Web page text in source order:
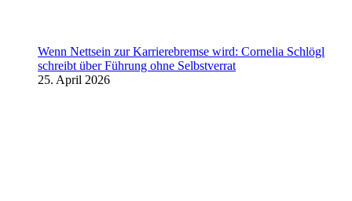
Wenn Nettsein zur Karrierebremse wird: Cornelia Schlögl
schreibt über Führung ohne Selbstverrat
25. April 2026